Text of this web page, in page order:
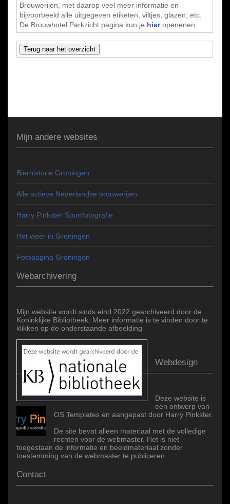
Brouwerijen, met daarop veel meer informatie en
bijvoorbeeld alle uitgegeven etiketen, viltjes, glazen, etc.
De Brouwhotel Parkzicht pagina kun je hieropenenen.
Mijn andere websites
Bierhistorie Groningen
Alle actieve Nederlandse brouwerijen
Harry Pinkster Sportfotografie
Het weer in Groningen
Fotopagina Groningen
Webarchivering
Mijn website wordt sinds eind 2022 gearchiveerd door de
Koninklijke Bibliotheek. Meer informatie is te vinden door te
klikken op de onderstaande afbeelding
Webdesign
Deze website is
een ontwerp van
OS Templates en aangepast door Harry Pinkster.
De site bevat alleen materiaal met de volledige
rechten voor de webmaster. Het is niet
toegestaan de informatie en beeldmateriaal zonder
toestemming van de webmaster te publiceren.
Contact